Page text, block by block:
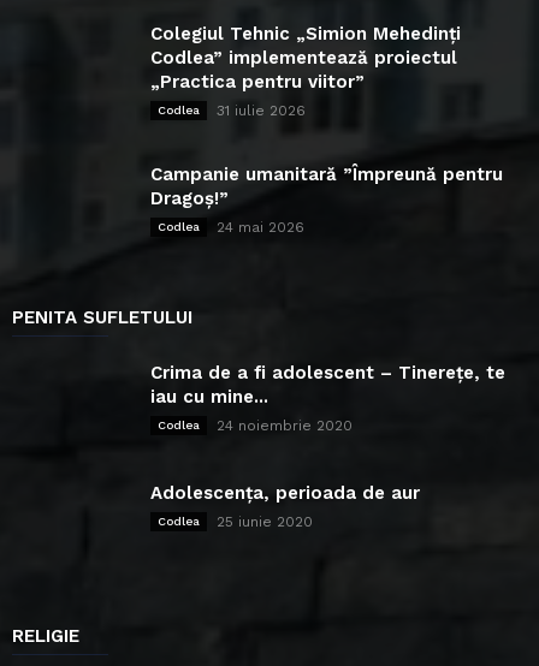
Colegiul Tehnic „Simion Mehedinți
Codlea” implementează proiectul
„Practica pentru viitor”
Codlea 31 iulie 2026
Campanie umanitară ”Împreună pentru
Dragoș!”
Codlea 24 mai 2026
PENITA SUFLETULUI
Crima de a fi adolescent – Tinerețe, te
iau cu mine...
Codlea 24 noiembrie 2020
Adolescența, perioada de aur
Codlea 25 iunie 2020
RELIGIE